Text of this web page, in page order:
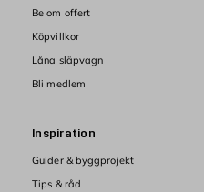
Be om offert
Köpvillkor
Låna släpvagn
Bli medlem
Inspiration
Guider & byggprojekt
Tips & råd